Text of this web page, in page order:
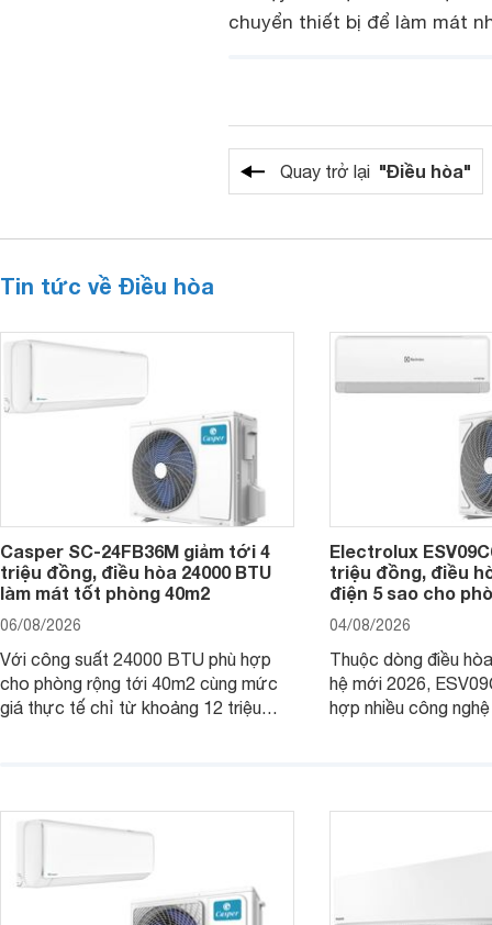
chuyển thiết bị để làm mát
Quay trở lại "Điều hòa"
Tin tức về Điều hòa
Casper SC-24FB36M giảm tới 4
triệu đồng, điều hòa 24000 BTU
làm mát tốt phòng 40m2
06/08/2026
Với công suất 24000 BTU phù hợp
cho phòng rộng tới 40m2 cùng mức
giá thực tế chỉ từ khoảng 12 triệu
Electrolux
triệu đồng, điều
điện 5 sao cho
04/08/2026
Thuộc dòng điều
hệ mới 2026,
hợp nhiều công